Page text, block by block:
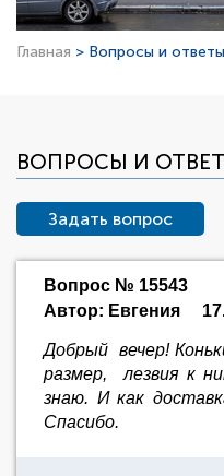
Главная > Вопросы и ответы
ВОПРОСЫ И
Задать вопрос
Вопрос № 15543
Автор: Евгения
Добрый вечер!
размер, лезвия к
знаю. И как
Спасибо.